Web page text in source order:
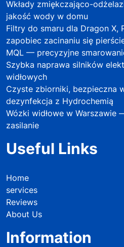
Wkłady zmiękczająco-
jakość wody w domu
Filtry do smaru dla Dragon
zapobiec zacinaniu się
MQL — precyzyjne
Szybka naprawa silników
widłowych
Czyste zbiorniki, bezpieczna
dezynfekcja z Hydrochemią
Wózki widłowe w Warszawie
zasilanie
Useful Links
Home
services
Reviews
About Us
Information